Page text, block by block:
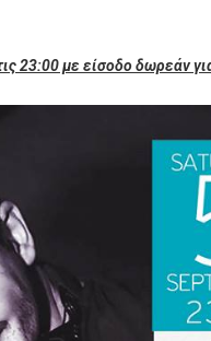
23:00 με είσοδο δωρεάν